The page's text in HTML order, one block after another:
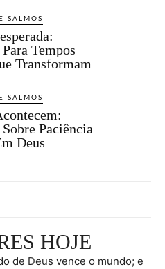
SALMOS
Tempos
Transformam
SALMOS
Paciência
Deus
HOJE
de Deus vence o mundo; e